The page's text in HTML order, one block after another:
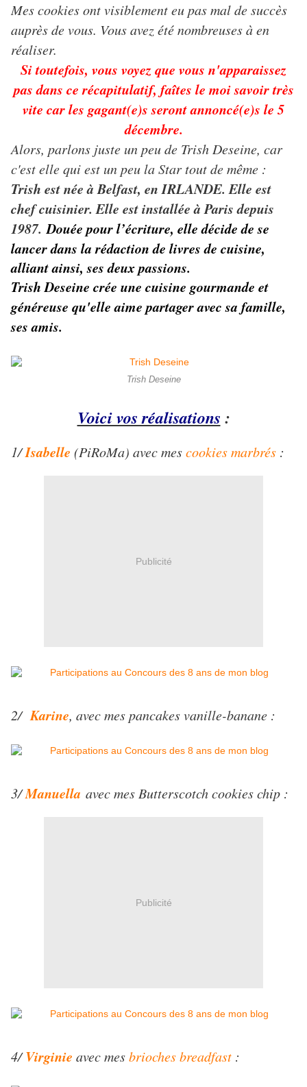
Mes cookies ont visiblement eu pas mal de succès
auprès de vous. Vous avez été nombreuses à en
réaliser.
Si toutefois, vous voyez que vous n'apparaissez
pas dans ce récapitulatif, faîtes le moi savoir très
vite car les gagant(e)s seront annoncé(e)s le 5
décembre.
Alors, parlons juste un peu de Trish Deseine, car
c'est elle qui est un peu la Star tout de même :
Trish est née à Belfast, en IRLANDE. Elle est
chef cuisinier. Elle est installée à Paris depuis
1987.Douée pour l’écriture, elle décide de se
lancer dans la rédaction de livres de cuisine,
alliant ainsi, ses deux passions.
Trish Deseine crée une cuisine gourmande et
généreuse qu'elle aime partager avec sa famille,
ses amis.
Trish Deseine
Voici vos réalisations :
1/Isabelle (PiRoMa) avec mescookies marbrés :
Publicité
2/ Karine, avec mes pancakes vanille-banane :
3/Manuella avec mes Butterscotch cookies chip :
Publicité
4/Virginie avec mesbrioches breadfast :